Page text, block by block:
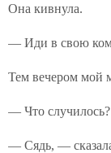
Она кивнула.
— Иди в свою
Тем вечером мой
— Что
— Сядь, —